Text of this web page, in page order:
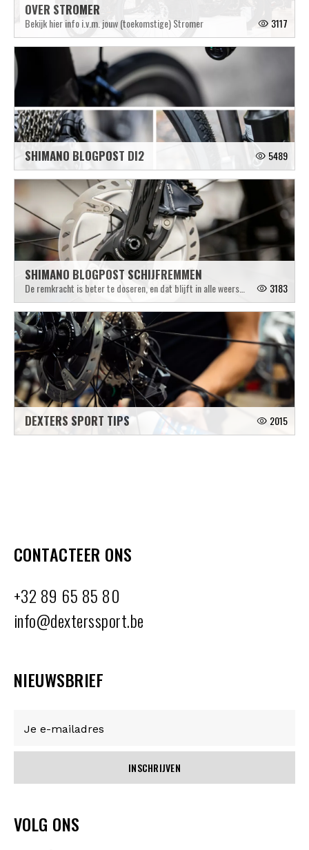
OVER STROMER
Bekijk hier info i.v.m. jouw (toekomstige) Stromer 3117
SHIMANO BLOGPOST DI2 5489
SHIMANO BLOGPOST SCHIJFREMMEN
3183
DEXTERS SPORT TIPS 2015
CONTACTEER ONS
+32 89 65 85 80
info@dexterssport.be
NIEUWSBRIEF
INSCHRIJVEN
VOLG ONS